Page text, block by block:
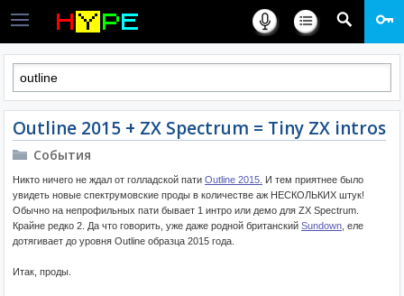
Outline 2015 + ZX Spectrum = Tiny ZX intros
События
Никто ничего не ждал от голладской пати Outline 2015. И тем приятнее было
увидеть новые спектрумовские проды в количестве аж НЕСКОЛЬКИХ штук!
Обычно на непрофильных пати бывает 1 интро или демо для ZX Spectrum.
Крайне редко 2. Да что говорить, уже даже родной британский Sundown , еле
дотягивает до уровня Outline образца 2015 года.
Итак, проды.